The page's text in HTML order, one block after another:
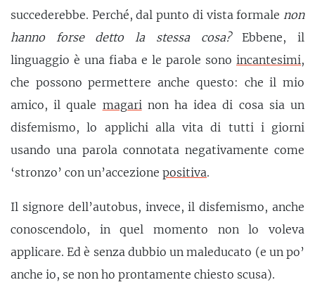
succederebbe. Perché, dal punto di vista formale non
hanno forse detto la stessa cosa?Ebbene, il
linguaggio è una fiaba e le parole sono incantesimi,
che possono permettere anche questo: che il mio
amico, il quale magari non ha idea di cosa sia un
disfemismo, lo applichi alla vita di tutti i giorni
usando una parola connotata negativamente come
‘stronzo’ con un’accezione positiva.
Il signore dell’autobus, invece, il disfemismo, anche
conoscendolo, in quel momento non lo voleva
applicare. Ed è senza dubbio un maleducato (e un po’
anche io, se non ho prontamente chiesto scusa).